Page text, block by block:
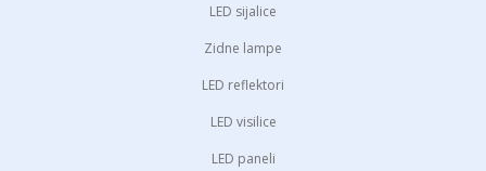
LED sijalice
Zidne lampe
LED reflektori
LED visilice
LED paneli